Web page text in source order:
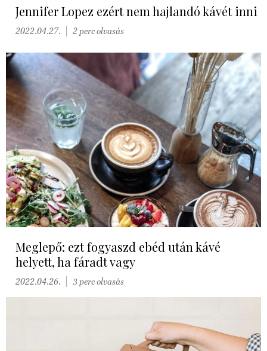
Jennifer Lopez ezért nem hajlandó kávét inni
2022.04.27. 2 perc olvasás
Meglepő: ezt fogyaszd ebéd után kávé
helyett, ha fáradt vagy
2022.04.26. 3 perc olvasás